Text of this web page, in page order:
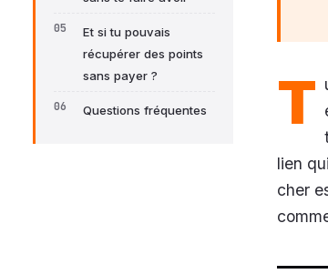
Et si tu pouvais
récupérer des points
sans payer ?
Questions fréquentes T
lien
cher